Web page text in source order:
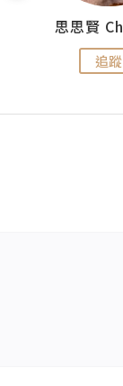
追蹤